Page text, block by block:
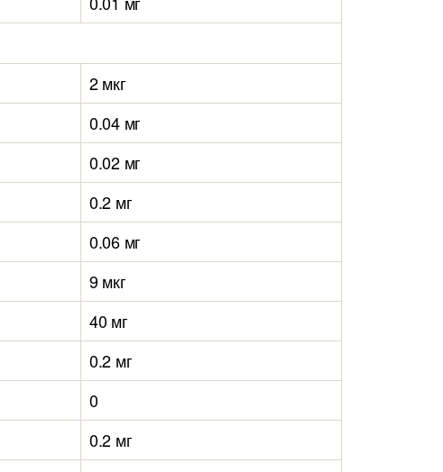
2 мкг
0.04 мг
0.02 мг
0.2 мг
0.06 мг
9 мкг
40 мг
0.2 мг
0
0.2 мг